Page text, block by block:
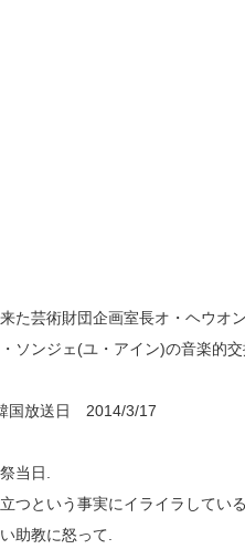
た芸術財団企画室長オ・ヘウオ
ソンジェ(ユ・アイン)の音楽的
国放送日 2014/3/17
当日.
つという事実にイライラしてい
助教に怒って.